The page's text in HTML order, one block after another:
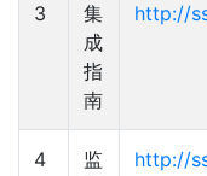
3
集
成
指
南
http://
4
监
http://